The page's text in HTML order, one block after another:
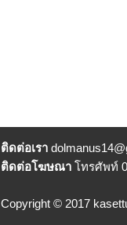
ติดต่อเรา dolmanus14
ติดต่อโฆษณา โทรศัพท์
Copyright © 2017